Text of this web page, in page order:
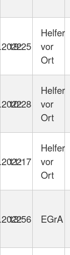
19:25
Helfer
vor
Ort
10:28
Helfer
vor
Ort
11:17
Helfer
vor
Ort
13:56 EGrA